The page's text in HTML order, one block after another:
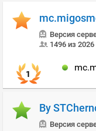
Версия
1496 из 2026
1
By
Версия